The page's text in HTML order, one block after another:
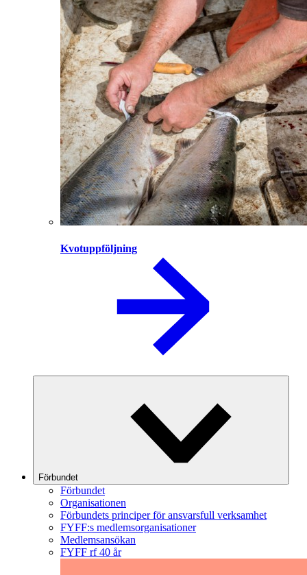
Kvotuppföljning
Förbundet
Förbundet
Organisationen
Förbundets principer för ansvarsfull verksamhet
FYFF:s medlemsorganisationer
Medlemsansökan
FYFF rf 40 år